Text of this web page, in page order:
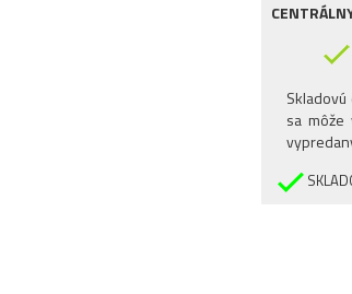
sa